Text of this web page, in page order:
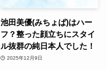
池田美優(みちょぱ)はハー
フ？整った顔立ちにスタイ
ル抜群の純日本人でした！
2025年12月9日